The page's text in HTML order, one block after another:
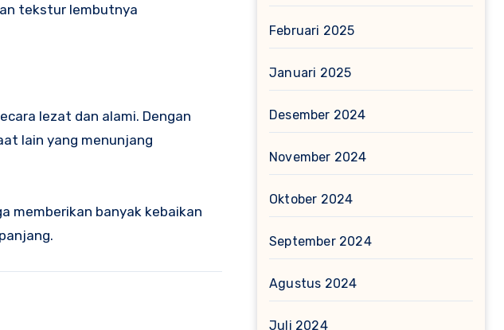
tekstur lembutnya
lezat dan alami. Dengan
lain yang menunjang
memberikan banyak kebaikan
Februari 2025
Januari 2025
Desember 2024
November 2024
Oktober 2024
September 2024
Agustus 2024
Juli 2024